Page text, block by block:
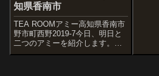
知県香南市
TEA ROOMアミー高知県香南市
野市町西野2019-7今日、明日と
二つのアミーを紹介します。し
かもどちらも赤系テントがお洒